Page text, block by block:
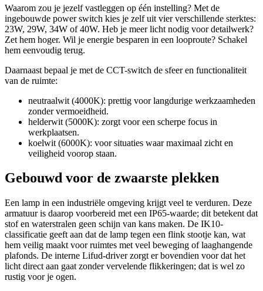
Waarom zou je jezelf vastleggen op één instelling? Met de
ingebouwde power switch kies je zelf uit vier verschillende sterktes:
23W, 29W, 34W of 40W. Heb je meer licht nodig voor detailwerk?
Zet hem hoger. Wil je energie besparen in een looproute? Schakel
hem eenvoudig terug.
Daarnaast bepaal je met de CCT-switch de sfeer en functionaliteit
van de ruimte:
neutraalwit (4000K): prettig voor langdurige werkzaamheden
zonder vermoeidheid.
helderwit (5000K): zorgt voor een scherpe focus in
werkplaatsen.
koelwit (6000K): voor situaties waar maximaal zicht en
veiligheid voorop staan.
Gebouwd voor de zwaarste plekken
Een lamp in een industriële omgeving krijgt veel te verduren. Deze
armatuur is daarop voorbereid met een IP65-waarde; dit betekent dat
stof en waterstralen geen schijn van kans maken. De IK10-
classificatie geeft aan dat de lamp tegen een flink stootje kan, wat
hem veilig maakt voor ruimtes met veel beweging of laaghangende
plafonds. De interne Lifud-driver zorgt er bovendien voor dat het
licht direct aan gaat zonder vervelende flikkeringen; dat is wel zo
rustig voor je ogen.